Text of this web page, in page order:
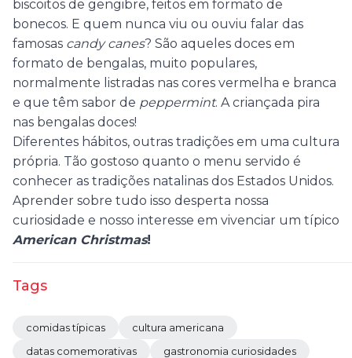
biscoitos de gengibre, feitos em formato de
bonecos. E quem nunca viu ou ouviu falar das
famosas candy canes? São aqueles doces em
formato de bengalas, muito populares,
normalmente listradas nas cores vermelha e branca
e que têm sabor de peppermint. A criançada pira
nas bengalas doces!
Diferentes hábitos, outras tradições em uma cultura
própria. Tão gostoso quanto o menu servido é
conhecer as tradições natalinas dos Estados Unidos.
Aprender sobre tudo isso desperta nossa
curiosidade e nosso interesse em vivenciar um típico
American Christmas!
Tags
comidas típicas
cultura americana
datas comemorativas
gastronomia curiosidades